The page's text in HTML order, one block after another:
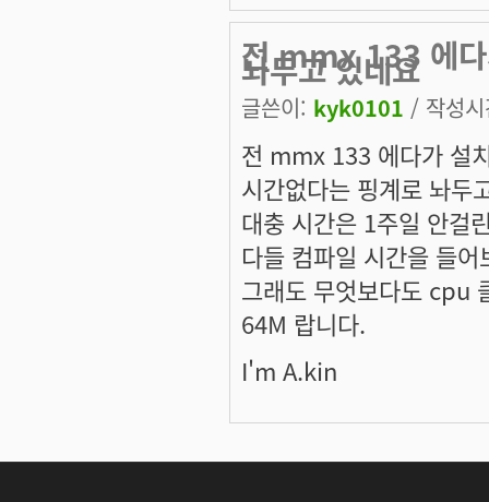
전 mmx 133 에다
놔두고 있네요
글쓴이: kyk0101 / 작성
전 mmx 133 에다가 설
시간없다는 핑계로 놔두
대충 시간은 1주일 안걸
다들 컴파일 시간을 들
그래도 무엇보다도 cpu
64M 랍니다.
I'm A.kin